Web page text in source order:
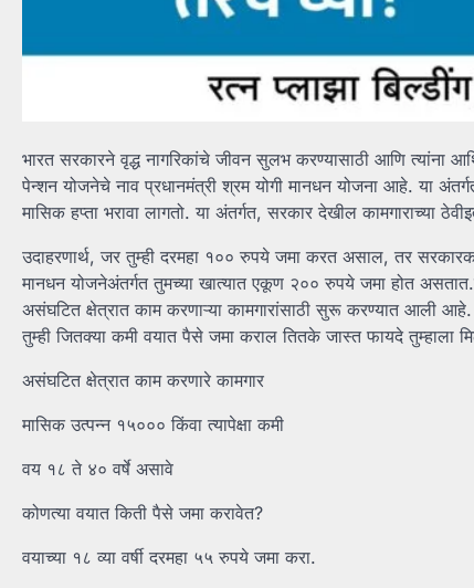
भारत सरकारने वृद्ध नागरिकांचे जीवन सुलभ करण्यासाठी आणि त्यांना
पेन्शन योजनेचे नाव प्रधानमंत्री श्रम योगी मानधन योजना आहे. या
मासिक हप्ता भरावा लागतो. या अंतर्गत, सरकार देखील कामगाराच्या
उदाहरणार्थ, जर तुम्ही दरमहा १०० रुपये जमा करत असाल, तर
मानधन योजनेअंतर्गत तुमच्या खात्यात एकूण २०० रुपये जमा होत
असंघटित क्षेत्रात काम करणाऱ्या कामगारांसाठी सुरू करण्यात आली
तुम्ही जितक्या कमी वयात पैसे जमा कराल तितके जास्त फायदे तुम्हाला
असंघटित क्षेत्रात काम करणारे कामगार
मासिक उत्पन्न १५००० किंवा त्यापेक्षा कमी
वय १८ ते ४० वर्षे असावे
कोणत्या वयात किती पैसे जमा करावेत?
वयाच्या १८ व्या वर्षी दरमहा ५५ रुपये जमा करा.